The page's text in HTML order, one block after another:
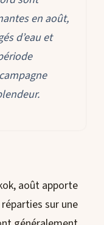
en août,
d’eau et
août apporte
sur une